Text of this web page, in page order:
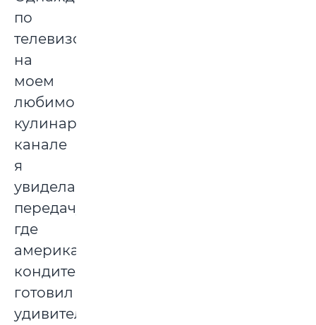
по
телевизору
на
моем
любимом
кулинарном
канале
я
увидела
передачу,
где
американский
кондитер
готовил
удивительной